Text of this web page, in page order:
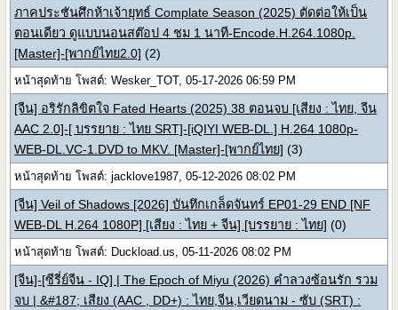
ภาคประชันศึกห้าเจ้ายุทธ์ Complate Season (2025) ตัดต่อให้เป็น
ตอนเดียว ดูแบบนอนสต๊อป 4 ชม 1 นาที-Encode.H.264.1080p.
[Master]-[พากย์ไทย2.0] (2)
หน้าสุดท้าย โพสต์: Wesker_TOT, 05-17-2026 06:59 PM
[จีน] อริรักลิขิตใจ Fated Hearts (2025) 38 ตอนจบ [เสียง : ไทย, จีน
AAC 2.0]-[ บรรยาย : ไทย SRT]-[iQIYI WEB-DL.] H.264 1080p-
WEB-DL.VC-1.DVD to MKV. [Master]-[พากย์ไทย] (3)
หน้าสุดท้าย โพสต์: jacklove1987, 05-12-2026 08:02 PM
[จีน] Veil of Shadows [2026] บันทึกเกล็ดจันทร์ EP01-29 END [NF
WEB-DL H.264 1080P] [เสียง : ไทย + จีน] [บรรยาย : ไทย] (0)
หน้าสุดท้าย โพสต์: Duckload.us, 05-11-2026 08:02 PM
[จีน]-[ซีรี่ย์จีน - IQ] | The Epoch of Miyu (2026) คำลวงซ้อนรัก รวม
จบ | &#187; เสียง (AAC , DD+) : ไทย,จีน,เวียดนาม - ซับ (SRT) :